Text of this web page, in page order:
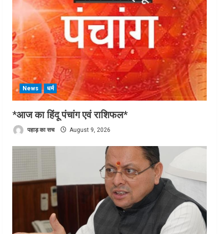
News धर्म
*आज का हिंदू पंचांग एवं राशिफल*
पहाड़ का सच August 9, 2026